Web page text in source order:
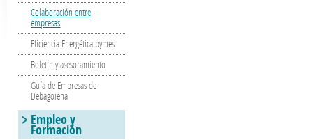
Colaboración entre
empresas
Eficiencia Energética pymes
Boletín y asesoramiento
Guía de Empresas de
Debagoiena
Empleo y
Formación